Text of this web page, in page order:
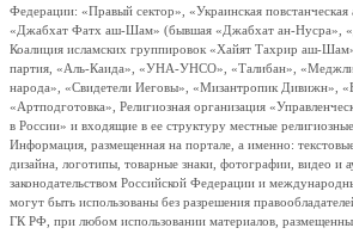
Федерации: «Правый сектор», «Украинская
«Джабхат Фатх аш-Шам» (бывшая «Джабхат ан-Нусра»,
Коалиция исламских группировок «Хайят Тахрир аш-
партия, «Аль-Каида», «УНА-УНСО», «Талибан»,
народа», «Свидетели Иеговы», «Мизантропик Дивижн»,
«Артподготовка», Религиозная организация
в России» и входящие в ее структуру местные
Информация, размещенная на портале, а именно:
дизайна, логотипы, товарные знаки, фотографии, видео и
законодательством Российской Федерации и
могут быть использованы без разрешения
ГК РФ, при любом использовании материалов,